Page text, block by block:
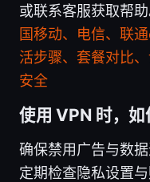
或联系客服获取帮助
国移动、电信、联
活步骤、套餐对比
安全
使用 VPN 时，如
确保禁用广告与数
定期检查隐私设置